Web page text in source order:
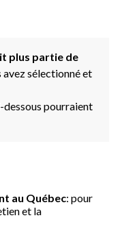
plus partie de
avez sélectionné et
pourraient
au Québec: pour
et la